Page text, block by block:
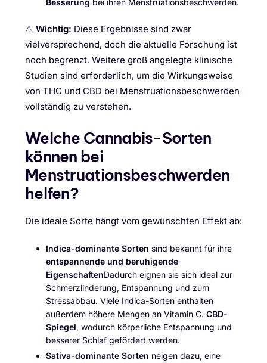
Besserung bei ihren Menstruationsbeschwerden.
⚠️ Wichtig: Diese Ergebnisse sind zwar
vielversprechend, doch die aktuelle Forschung ist
noch begrenzt. Weitere groß angelegte klinische
Studien sind erforderlich, um die Wirkungsweise
von THC und CBD bei Menstruationsbeschwerden
vollständig zu verstehen.
Welche Cannabis-Sorten
können bei
Menstruationsbeschwerden
helfen?
Die ideale Sorte hängt vom gewünschten Effekt ab:
Indica-dominante Sorten sind bekannt für ihre
entspannende und beruhigende
EigenschaftenDadurch eignen sie sich ideal zur
Schmerzlinderung, Entspannung und zum
Stressabbau. Viele Indica-Sorten enthalten
außerdem höhere Mengen an Vitamin C. CBD-
Spiegel, wodurch körperliche Entspannung und
besserer Schlaf gefördert werden.
Sativa-dominante Sorten neigen dazu, eine